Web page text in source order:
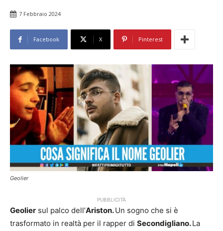
7 Febbraio 2024
Facebook X Pinterest
Geolier
PUBBLICITÀ
Geolier sul palco dell’Ariston.Un sogno che si è
trasformato in realtà per il rapper di Secondigliano.La